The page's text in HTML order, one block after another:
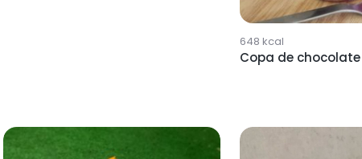
648 kcal
Copa de